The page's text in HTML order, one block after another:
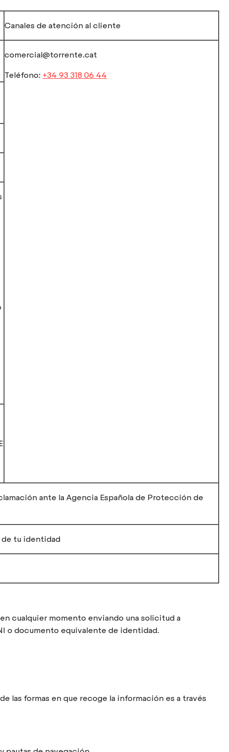
Canales de atención al cliente
comercial@torrente.cat
Teléfono: +34 93 318 06 44
ante la Agencia Española de Protección de
de tu identidad
cualquier momento enviando una solicitud a
o documento equivalente de identidad.
las formas en que recoge la información es a través